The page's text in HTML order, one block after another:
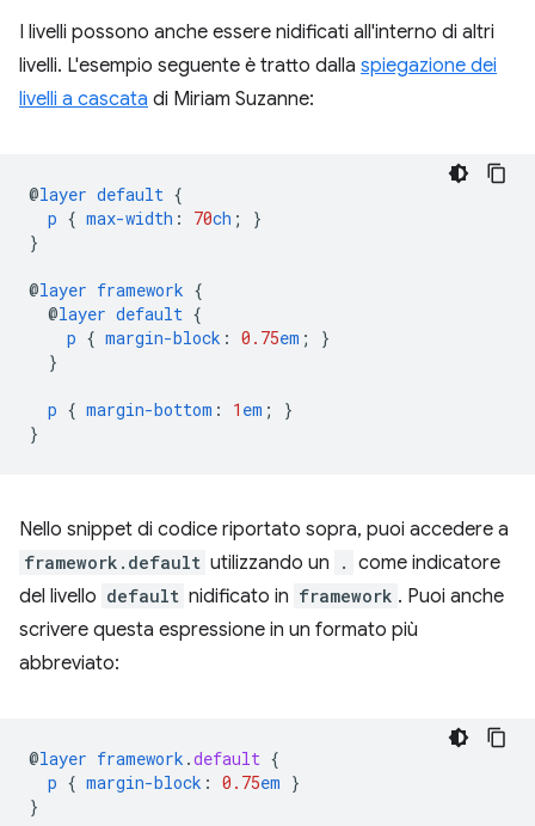
I livelli possono anche essere nidificati all'interno di altri
livelli. L'esempio seguente è tratto dalla spiegazione dei
livelli a cascata di Miriam Suzanne:
@layer default {
p { max-width : 70ch ;
}
}
@layer framework {
@layer default {
p { margin-block : 0.75em ;
}
}
p { margin-bottom : 1 em ;
}
}
Nello snippet di codice riportato sopra, puoi accedere a
framework.default utilizzando un . come indicatore
del livello default nidificato in framework . Puoi anche
scrivere questa espressione in un formato più
abbreviato:
@layer framework .default {
p { margin-block : 0.75em }
}